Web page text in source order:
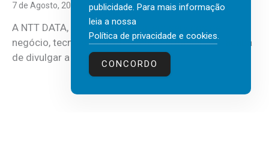
7 de Agosto, 2026
A NTT DATA, consultora global em serviços de
negócio, tecnologia e inteligência artificial (IA), acaba
de divulgar a mais recente...
publicidade. Para mais informação
leia a nossa
Política de privacidade e cookies.
CONCORDO